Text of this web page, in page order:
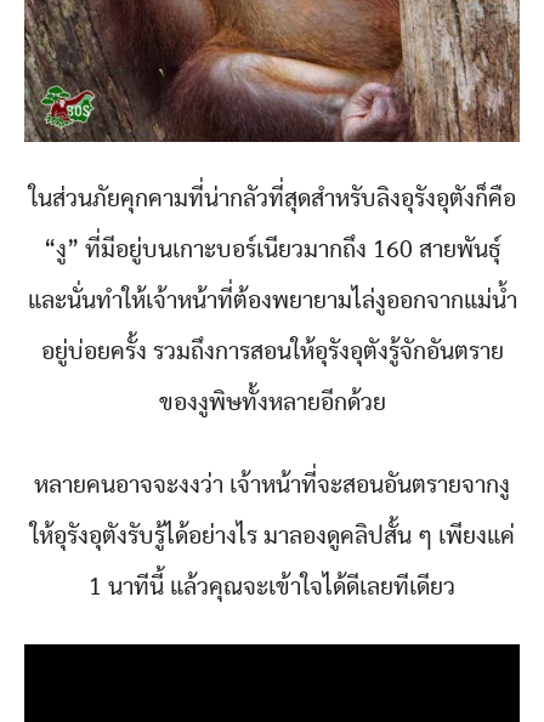
ในส่วนภัยคุกคามที่น่ากลัวที่สุดสำหรับลิงอุรังอุตังก็คือ
“งู” ที่มีอยู่บนเกาะบอร์เนียวมากถึง 160 สายพันธุ์
และนั่นทำให้เจ้าหน้าที่ต้องพยายามไล่งูออกจากแม่น้ำ
อยู่บ่อยครั้ง รวมถึงการสอนให้อุรังอุตังรู้จักอันตราย
ของงูพิษทั้งหลายอีกด้วย
หลายคนอาจจะงงว่า เจ้าหน้าที่จะสอนอันตรายจากงู
ให้อุรังอุตังรับรู้ได้อย่างไร มาลองดูคลิปสั้น ๆ เพียงแค่
1 นาทีนี้ แล้วคุณจะเข้าใจได้ดีเลยทีเดียว